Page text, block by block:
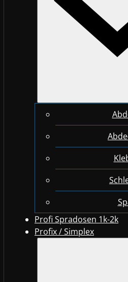
Profi Spradosen 1k-2k
Profix / Simplex